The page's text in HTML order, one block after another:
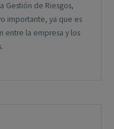
Gestión de Riesgos,
importante, ya que es
entre la empresa y los